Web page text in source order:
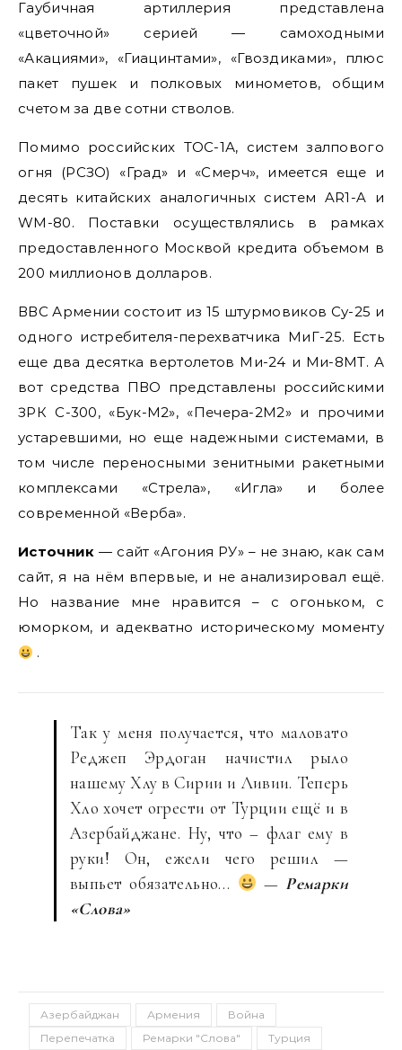
Гаубичная артиллерия представлена
«цветочной» серией — самоходными
«Акациями», «Гиацинтами», «Гвоздиками», плюс
пакет пушек и полковых минометов, общим
счетом за две сотни стволов.
Помимо российских ТОС-1А, систем залпового
огня (РСЗО) «Град» и «Смерч», имеется еще и
десять китайских аналогичных систем AR1-A и
WM-80. Поставки осуществлялись в рамках
предоставленного Москвой кредита объемом в
200 миллионов долларов.
ВВС Армении состоит из 15 штурмовиков Су-25 и
одного истребителя-перехватчика МиГ-25. Есть
еще два десятка вертолетов Ми-24 и Ми-8МТ. А
вот средства ПВО представлены российскими
ЗРК С-300, «Бук-М2», «Печера-2М2» и прочими
устаревшими, но еще надежными системами, в
том числе переносными зенитными ракетными
комплексами «Стрела», «Игла» и более
современной «Верба».
Источник — сайт «Агония РУ» – не знаю, как сам
сайт, я на нём впервые, и не анализировал ещё.
Но название мне нравится – с огоньком, с
юморком, и адекватно историческому моменту
.
Так у меня получается, что маловато
Реджеп Эрдоган начистил рыло
нашему Хлу в Сирии и Ливии. Теперь
Хло хочет огрести от Турции ещё и в
Азербайджане. Ну, что – флаг ему в
руки! Он, ежели чего решил —
выпьет обязательно…
— Ремарки
«Слова»
Азербайджан Армения
Война
Перепечатка
Ремарки "Слова" Турция